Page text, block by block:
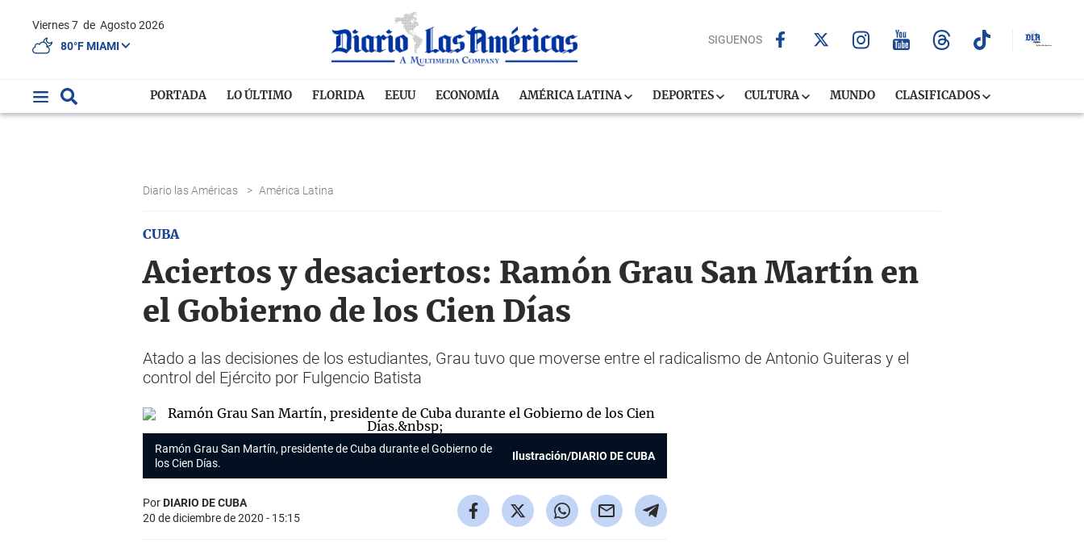
Viernes 7 de Agosto 2026
80°F MIAMI
SIGUENOS
PORTADA LO ÚLTIMO FLORIDA EEUU ECONOMÍA AMÉRICA LATINA DEPORTES CULTURA MUNDO CLASIFICADOS
Diario las Américas > América Latina
CUBA
Aciertos y desaciertos: Ramón Grau San Martín en
el Gobierno de los Cien Días
Atado a las decisiones de los estudiantes, Grau tuvo que moverse entre el radicalismo de Antonio Guiteras y el
control del Ejército por Fulgencio Batista
Ramón Grau San Martín, presidente de Cuba durante el Gobierno de
los Cien Días.
Ilustración/DIARIO DE CUBA
PorDIARIO DE CUBA
20 de diciembre de 2020 - 15:15